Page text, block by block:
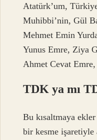
Atatürk’um,
Muhibbi’nin, Gül
Mehmet Emin
Yunus Emre, Ziya
Ahmet Cevat
TDK ya mı
Bu kısaltmaya
bir kesme